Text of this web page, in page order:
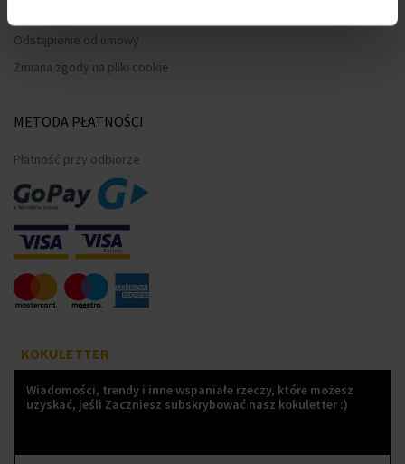
Odstąpienie od umowy
Zmiana zgody na pliki cookie
METODA PŁATNOŚCI
Płatność przy odbiorze
KOKULETTER
Wiadomości, trendy i inne wspaniałe rzeczy, które możesz
uzyskać, jeśli Zaczniesz subskrybować nasz kokuletter :)